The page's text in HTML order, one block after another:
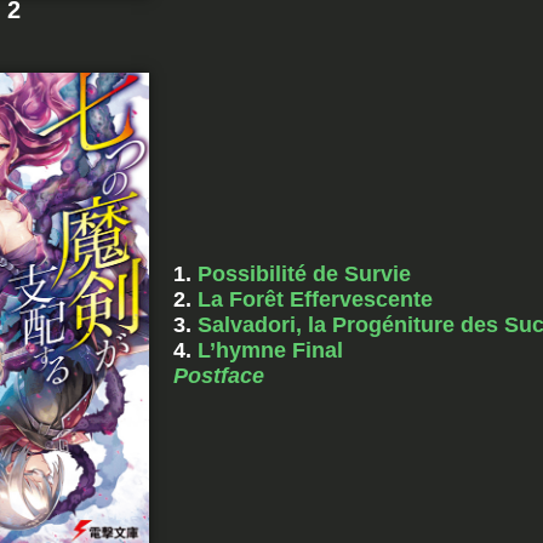
2
1. Possibilité de Survie
2. La Forêt Effervescente
3.Salvadori, la Progéniture des
4. L’hymne Final
Postface